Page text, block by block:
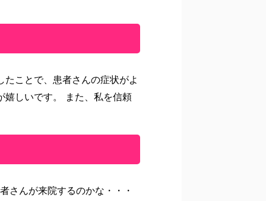
ことで、患者さんの症状がよ
嬉しいです。 また、私を信頼
さんが来院するのかな・・・